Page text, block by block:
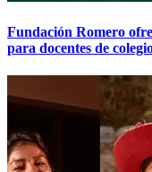
Fundación Romero
para docentes de